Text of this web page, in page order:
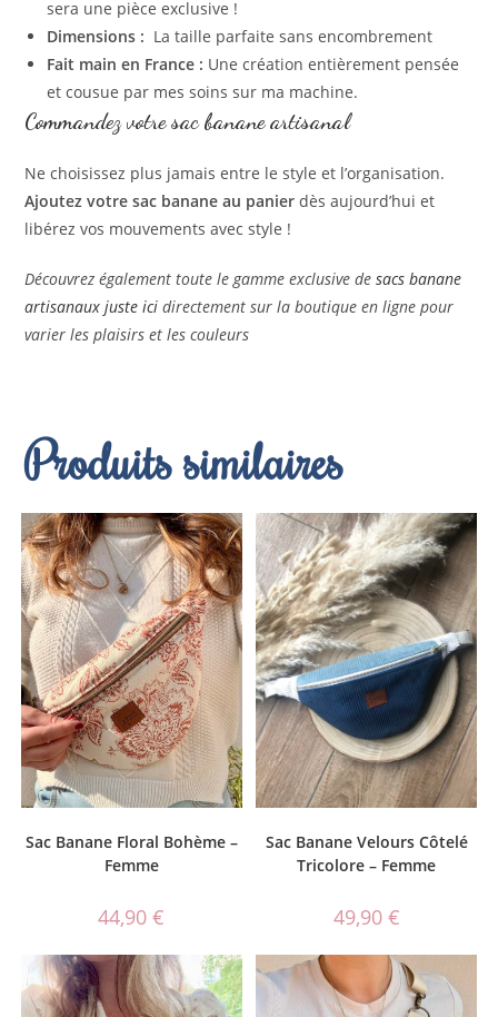
sera une pièce exclusive !
Dimensions : La taille parfaite sans encombrement
Fait main en France : Une création entièrement pensée
et cousue par mes soins sur ma machine.
Commandez votre sac banane artisanal
Ne choisissez plus jamais entre le style et l’organisation.
Ajoutez votre sac banane au panier dès aujourd’hui et
libérez vos mouvements avec style !
Découvrez également toute le gamme exclusive desacs banane
artisanaux juste ici directement sur la boutique en ligne pour
varier les plaisirs et les couleurs
Produits similaires
Sac Banane Floral Bohème –
Femme
44,90€
Sac Banane Velours Côtelé
Tricolore – Femme
49,90 €